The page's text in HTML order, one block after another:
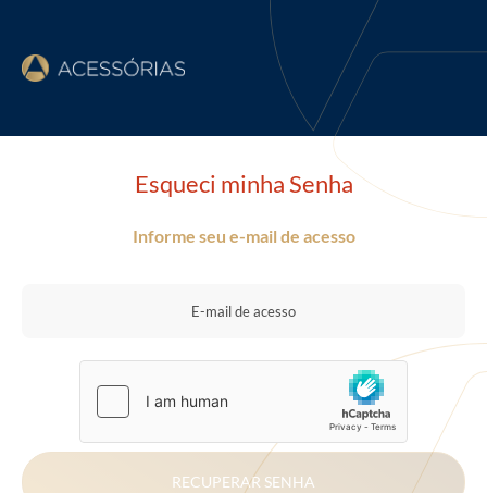
Esqueci minha Senha
Informe seu e-mail de acesso
RECUPERAR SENHA